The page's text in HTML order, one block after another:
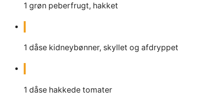
1 grøn peberfrugt, hakket
1 dåse kidneybønner, skyllet og afdryppet
1 dåse hakkede tomater